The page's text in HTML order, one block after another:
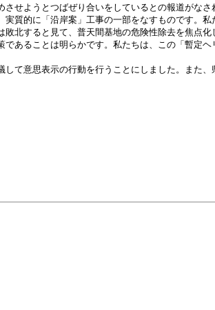
せようとつばぜり合いをしているとの報道がな
質的に「沿岸案」工事の一部をなすものです。私
すると見て、普天間基地の危険性除去を焦点
あることは明らかです。私たちは、この「暫定
意思表示の行動を行うことにしました。また、